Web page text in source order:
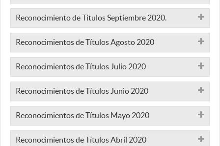
Reconocimiento de Titulos Septiembre 2020.
Reconocimientos de Títulos Agosto 2020
Reconocimientos de Títulos Julio 2020
Reconocimientos de Títulos Junio 2020
Reconocimientos de Títulos Mayo 2020
Reconocimientos de Títulos Abril 2020